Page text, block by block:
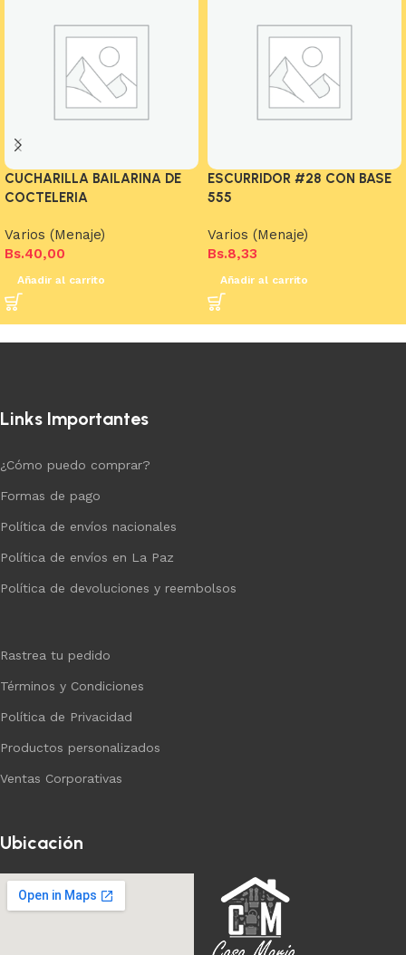
CUCHARILLA BAILARINA DE
COCTELERIA
Varios (Menaje)
Bs.40,00
Añadir al carrito
ESCURRIDOR #28 CON BASE
555
Varios (Menaje)
Bs.8,33
Añadir al carrito
Links Importantes
¿Cómo puedo comprar?
Formas de pago
Política de envíos nacionales
Política de envíos en La Paz
Política de devoluciones y reembolsos
Rastrea tu pedido
Términos y Condiciones
Política de Privacidad
Productos personalizados
Ventas Corporativas
Ubicación